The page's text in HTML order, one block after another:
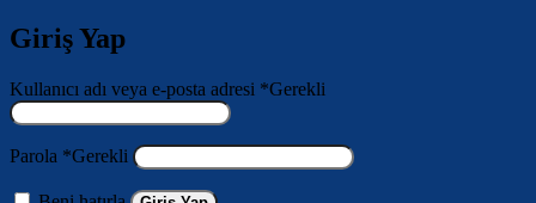
Giriş Yap
Kullanıcı adı veya e-posta adresi *Gerekli
Parola *Gerekli